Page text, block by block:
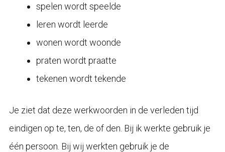
spelen wordt speelde
leren wordt leerde
wonen wordt woonde
praten wordt praatte
tekenen wordt tekende
Je ziet dat deze werkwoorden in de verleden tijd
eindigen op te, ten, de of den. Bij ik werkte gebruik je
één persoon. Bij wij werkten gebruik je de